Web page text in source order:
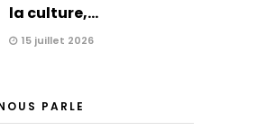
la culture,...
15 juillet 2026
PARLE